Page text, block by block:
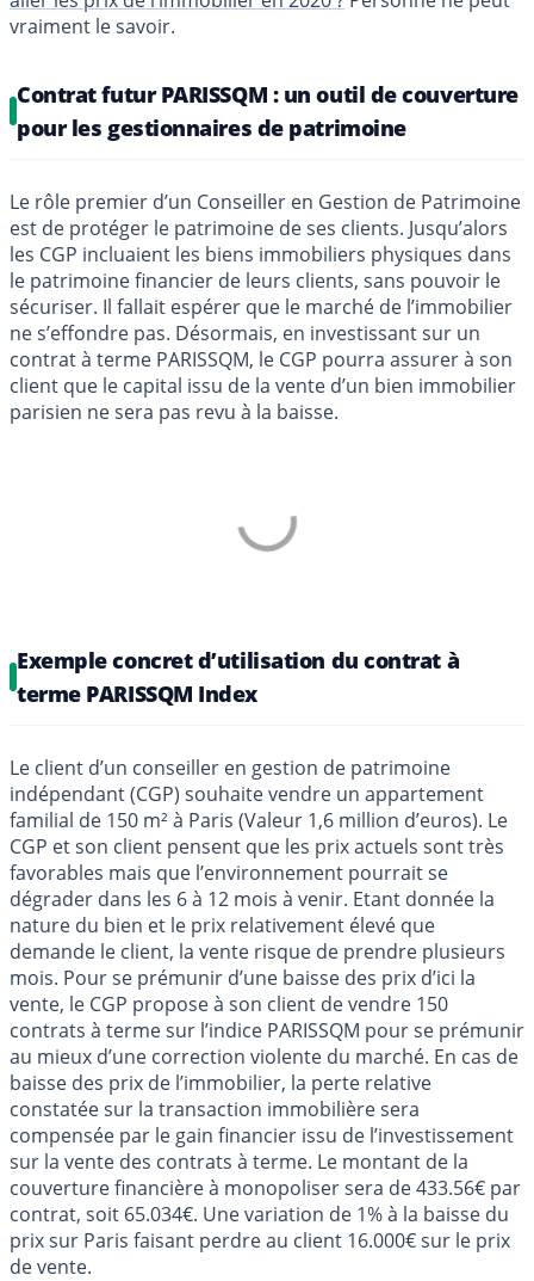
vraiment le savoir.
Contrat futur PARISSQM : un outil de couverture
pour les gestionnaires de patrimoine
Le rôle premier d’un Conseiller en Gestion de Patrimoine
est de protéger le patrimoine de ses clients. Jusqu’alors
les CGP incluaient les biens immobiliers physiques dans
le patrimoine financier de leurs clients, sans pouvoir le
sécuriser. Il fallait espérer que le marché de l’immobilier
ne s’effondre pas. Désormais, en investissant sur un
contrat à terme PARISSQM, le CGP pourra assurer à son
client que le capital issu de la vente d’un bien immobilier
parisien ne sera pas revu à la baisse.
Exemple concret d’utilisation du contrat à
terme PARISSQM Index
Le client d’un conseiller en gestion de patrimoine
indépendant (CGP) souhaite vendre un appartement
familial de 150 m² à Paris (Valeur 1,6 million d’euros). Le
CGP et son client pensent que les prix actuels sont très
favorables mais que l’environnement pourrait se
dégrader dans les 6 à 12 mois à venir. Etant donnée la
nature du bien et le prix relativement élevé que
demande le client, la vente risque de prendre plusieurs
mois. Pour se prémunir d’une baisse des prix d’ici la
vente, le CGP propose à son client de vendre 150
contrats à terme sur l’indice PARISSQM pour se prémunir
au mieux d’une correction violente du marché. En cas de
baisse des prix de l’immobilier, la perte relative
constatée sur la transaction immobilière sera
compensée par le gain financier issu de l’investissement
sur la vente des contrats à terme. Le montant de la
couverture financière à monopoliser sera de 433.56€ par
contrat, soit 65.034€. Une variation de 1% à la baisse du
prix sur Paris faisant perdre au client 16.000€ sur le prix
de vente.